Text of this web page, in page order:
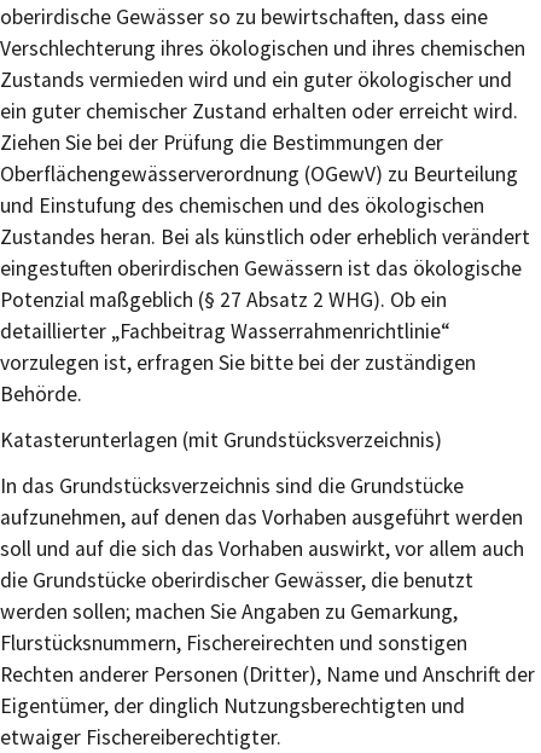
oberirdische Gewässer so zu bewirtschaften, dass eine
Verschlechterung ihres ökologischen und ihres chemischen
Zustands vermieden wird und ein guter ökologischer und
ein guter chemischer Zustand erhalten oder erreicht wird.
Ziehen Sie bei der Prüfung die Bestimmungen der
Oberflächengewässerverordnung (OGewV) zu Beurteilung
und Einstufung des chemischen und des ökologischen
Zustandes heran. Bei als künstlich oder erheblich verändert
eingestuften oberirdischen Gewässern ist das ökologische
Potenzial maßgeblich (§ 27 Absatz 2 WHG). Ob ein
detaillierter „Fachbeitrag Wasserrahmenrichtlinie“
vorzulegen ist, erfragen Sie bitte bei der zuständigen
Behörde.
Katasterunterlagen (mit Grundstücksverzeichnis)
In das Grundstücksverzeichnis sind die Grundstücke
aufzunehmen, auf denen das Vorhaben ausgeführt werden
soll und auf die sich das Vorhaben auswirkt, vor allem auch
die Grundstücke oberirdischer Gewässer, die benutzt
werden sollen; machen Sie Angaben zu Gemarkung,
Flurstücksnummern, Fischereirechten und sonstigen
Rechten anderer Personen (Dritter), Name und Anschrift der
Eigentümer, der dinglich Nutzungsberechtigten und
etwaiger Fischereiberechtigter.